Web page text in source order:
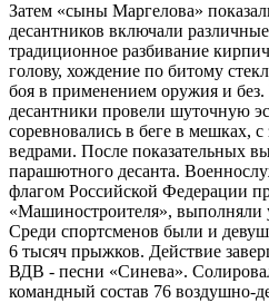
Затем «сыны Маргелова»
десантников включали
традиционное разбивание
голову, хождение по битому
боя в применением оружия и без.
десантники провели шуточную
соревновались в беге в мешках,
ведрами. После показательных
парашютного десанта.
флагом Российской Федерации
«Машиностроителя», выполняли
Среди спортсменов были и
6 тысяч прыжков. Действие
ВДВ - песни «Синева».
командный состав 76 воздушно-